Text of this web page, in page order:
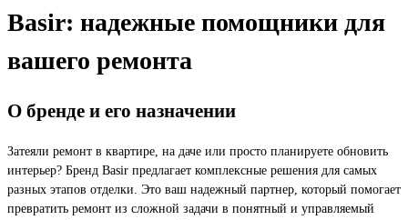
Basir: надежные помощники для
вашего ремонта
О бренде и его назначении
Затеяли ремонт в квартире, на даче или просто планируете обновить
интерьер? Бренд Basir предлагает комплексные решения для самых
разных этапов отделки. Это ваш надежный партнер, который помогает
превратить ремонт из сложной задачи в понятный и управляемый